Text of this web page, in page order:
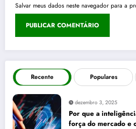
Salvar meus dados neste navegador para a
Recente Populares
dezembro 3, 2025
Por que a
força do mercado e